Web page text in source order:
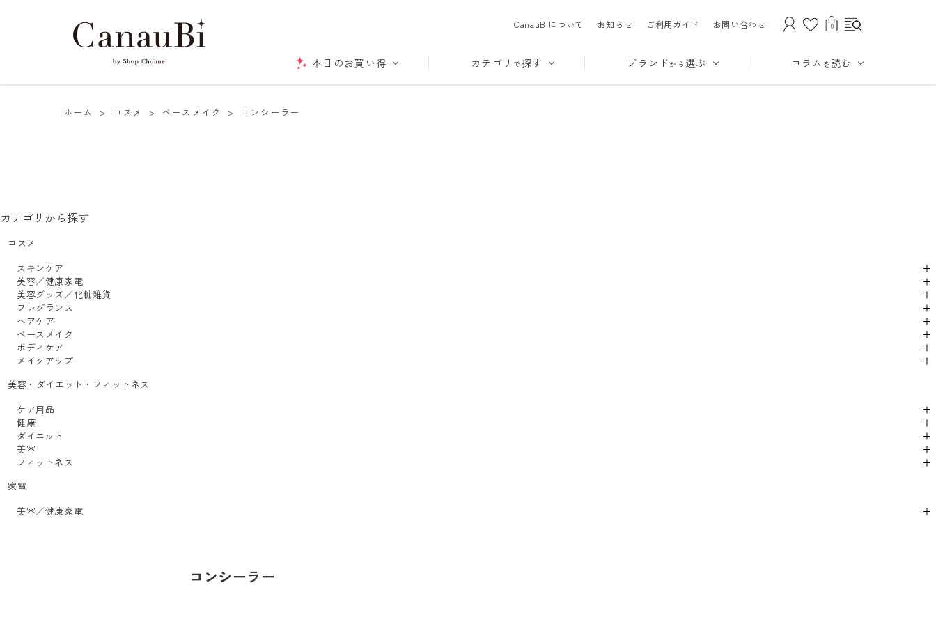
CanauBiについて お知らせ ご利用ガイド お問い合わせ 0
本日のお買い得 カテゴリ で探す ブランド から 選ぶ コラム を読む
ホーム > コスメ > ベースメイク > コンシーラー
カテゴリから探す
コスメ
スキンケア
美容／健康家電
美容グッズ／化粧雑貨
フレグランス
ヘアケア
ベースメイク
ボディケア
メイクアップ
美容・ダイエット・フィットネス
ケア用品
健康
ダイエット
美容
フィットネス
家電
美容／健康家電
コンシーラー